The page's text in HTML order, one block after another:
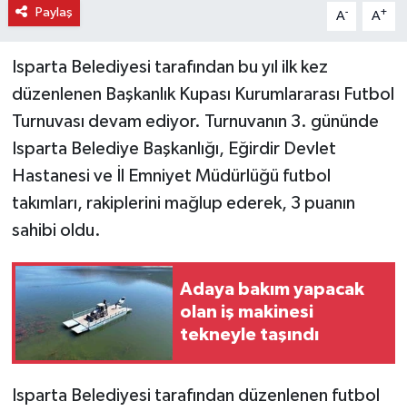
Paylaş A- A+
Isparta Belediyesi tarafından bu yıl ilk kez
düzenlenen Başkanlık Kupası Kurumlararası Futbol
Turnuvası devam ediyor. Turnuvanın 3. gününde
Isparta Belediye Başkanlığı, Eğirdir Devlet
Hastanesi ve İl Emniyet Müdürlüğü futbol
takımları, rakiplerini mağlup ederek, 3 puanın
sahibi oldu.
Adaya bakım yapacak
olan iş makinesi
tekneyle taşındı
Isparta Belediyesi tarafından düzenlenen futbol